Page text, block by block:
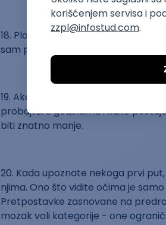
18. Plaćajte račune i izbegavajte
sam platio za kamate tokom svih
19. Ako sanjate o tome da ste
probajte. S godinama i kako
biti znatno manje.
20. Kada upoznate nekoga prvi
njima. Ono što vidite očima je
Pretpostavke zasnovane na
mozak voli kategorije - one